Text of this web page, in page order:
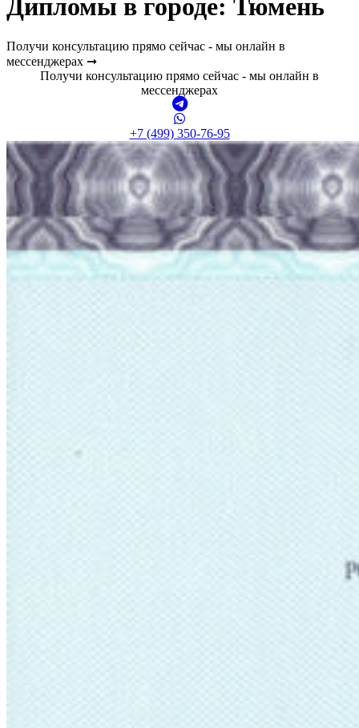
Дипломы в городе: Тюмень
Получи консультацию прямо сейчас - мы онлайн в
мессенджерах ➞
Получи консультацию прямо сейчас - мы онлайн в
мессенджерах
+7 (499) 350-76-95